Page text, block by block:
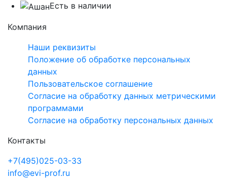
Есть в наличии
Компания
Наши реквизиты
Положение об обработке персональных
данных
Пользовательское соглашение
Согласие на обработку данных метрическими
программами
Согласие на обработку персональных данных
Контакты
+7(495)025-03-33
info@evi-prof.ru